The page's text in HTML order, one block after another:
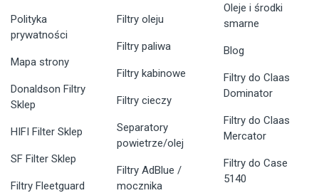
Polityka
prywatności
Mapa strony
Donaldson Filtry
Sklep
HIFI Filter Sklep
SF Filter Sklep
Filtry Fleetguard
Filtry oleju
Filtry paliwa
Filtry kabinowe
Filtry cieczy
Separatory
powietrze/olej
Filtry AdBlue /
mocznika
Oleje i środki
smarne
Blog
Filtry do Claas
Dominator
Filtry do Claas
Mercator
Filtry do Case
5140